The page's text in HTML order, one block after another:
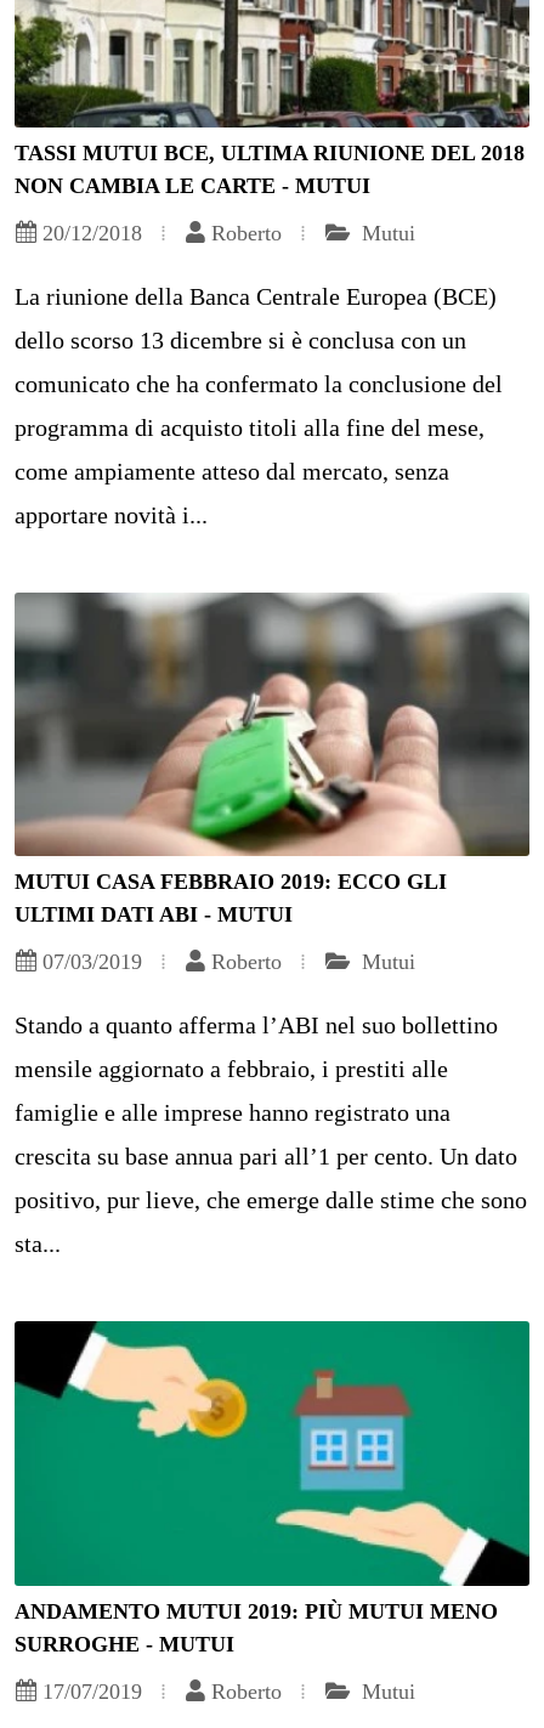
TASSI MUTUI BCE, ULTIMA RIUNIONE DEL 2018
NON CAMBIA LE CARTE - MUTUI
20/12/2018
Roberto Mutui
La riunione della Banca Centrale Europea (BCE)
dello scorso 13 dicembre si è conclusa con un
comunicato che ha confermato la conclusione del
programma di acquisto titoli alla fine del mese,
come ampiamente atteso dal mercato, senza
apportare novità i...
MUTUI CASA FEBBRAIO 2019: ECCO GLI
ULTIMI DATI ABI - MUTUI
07/03/2019
Roberto Mutui
Stando a quanto afferma l’ABI nel suo bollettino
mensile aggiornato a febbraio, i prestiti alle
famiglie e alle imprese hanno registrato una
crescita su base annua pari all’1 per cento. Un dato
positivo, pur lieve, che emerge dalle stime che sono
sta...
ANDAMENTO MUTUI 2019: PIÙ MUTUI MENO
SURROGHE - MUTUI
17/07/2019
Roberto Mutui